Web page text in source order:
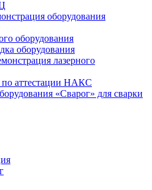
оборудования
оборудования
оборудования
лазерного
аттестации НАКС
«Сварог» для сварки